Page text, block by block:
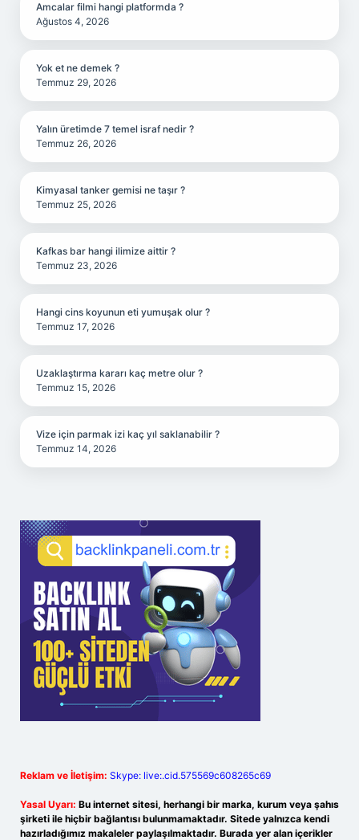
Amcalar filmi hangi platformda ?
Ağustos 4, 2026
Yok et ne demek ?
Temmuz 29, 2026
Yalın üretimde 7 temel israf nedir ?
Temmuz 26, 2026
Kimyasal tanker gemisi ne taşır ?
Temmuz 25, 2026
Kafkas bar hangi ilimize aittir ?
Temmuz 23, 2026
Hangi cins koyunun eti yumuşak olur ?
Temmuz 17, 2026
Uzaklaştırma kararı kaç metre olur ?
Temmuz 15, 2026
Vize için parmak izi kaç yıl saklanabilir ?
Temmuz 14, 2026
Reklam ve İletişim: Skype: live:.cid.575569c608265c69
Yasal Uyarı: Bu internet sitesi, herhangi bir marka, kurum veya şahıs
şirketi ile hiçbir bağlantısı bulunmamaktadır. Sitede yalnızca kendi
hazırladığımız makaleler paylaşılmaktadır. Burada yer alan içerikler